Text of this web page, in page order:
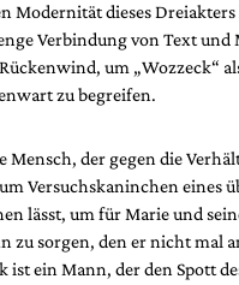
Modernität dieses
Verbindung von Text und
um „Wozzeck“
zu begreifen.
Mensch, der gegen die
Versuchskaninchen eines
lässt, um für Marie und
zu sorgen, den er nicht mal
ist ein Mann, der den Spott